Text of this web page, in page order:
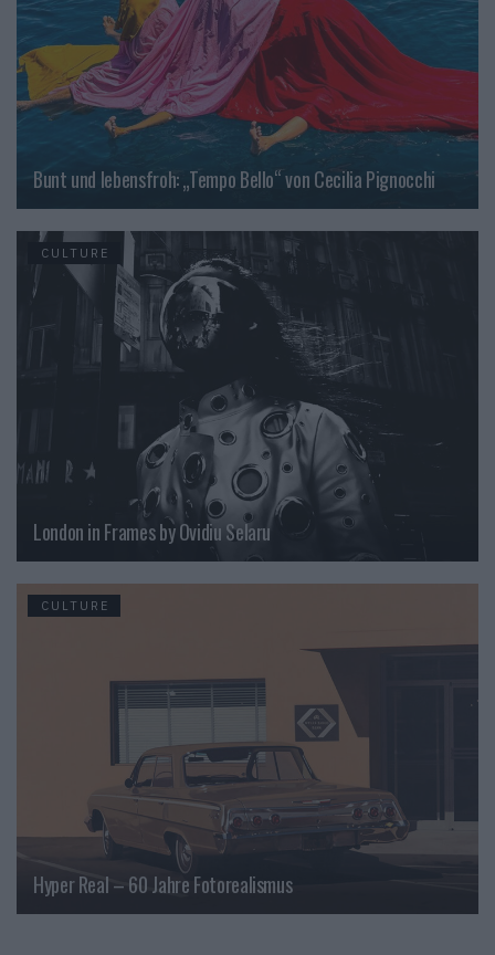
Bunt und lebensfroh: „Tempo Bello“ von Cecilia Pignocchi
CULTURE
London in Frames by Ovidiu Selaru
CULTURE
Hyper Real – 60 Jahre Fotorealismus